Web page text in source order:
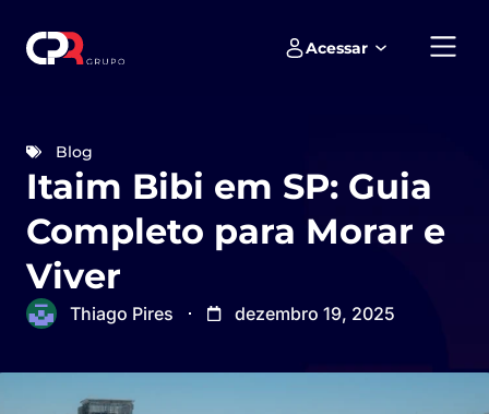
Acessar
Blog
Itaim Bibi em SP: Guia
Completo para Morar e
Viver
Thiago Pires dezembro 19, 2025